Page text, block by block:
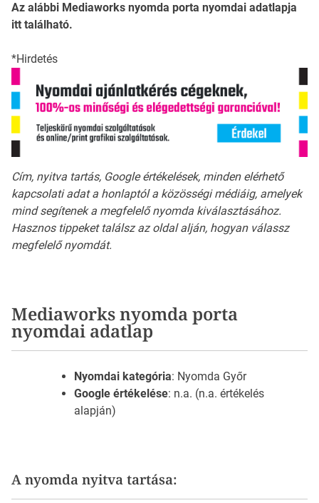
Az alábbi Mediaworks nyomda porta nyomdai adatlapja
itt található.
*Hirdetés
Cím, nyitva tartás, Google értékelések, minden elérhető
kapcsolati adat a honlaptól a közösségi médiáig, amelyek
mind segítenek a megfelelő nyomda kiválasztásához.
Hasznos tippeket találsz az oldal alján, hogyan válassz
megfelelő nyomdát.
Mediaworks nyomda porta
nyomdai adatlap
Nyomdai kategória: Nyomda Győr
Google értékelése: n.a. (n.a. értékelés
alapján)
A nyomda nyitva tartása: